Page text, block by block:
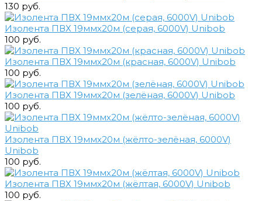
130 руб.
Изолента ПВХ 19ммх20м (серая, 6000V) Unibob
100 руб.
Изолента ПВХ 19ммх20м (красная, 6000V) Unibob
100 руб.
Изолента ПВХ 19ммх20м (зелёная, 6000V) Unibob
100 руб.
Изолента ПВХ 19ммх20м (жёлто-зелёная, 6000V)
Unibob
100 руб.
Изолента ПВХ 19ммх20м (жёлтая, 6000V) Unibob
100 руб.